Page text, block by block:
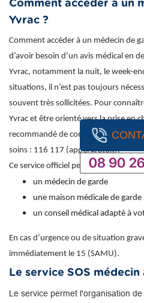
Comment accéder à un
Yvrac ?
Comment accéder à un médecin de
d’avoir besoin d’un avis médical en
Yvrac, notamment la nuit, le week-
situations, il n’est pas toujours
souvent très sollicitées. Pour
Yvrac et être orienté vers la prise en
recommandé de contacter le
soins : 116 117 (appel gratuit).
Ce service officiel permet d’obtenir
un médecin de garde
une maison médicale de
un conseil médical adapté à
En cas d’urgence ou de situation
immédiatement le 15 (SAMU).
Le service SOS médecin
Le service permet l'organisation